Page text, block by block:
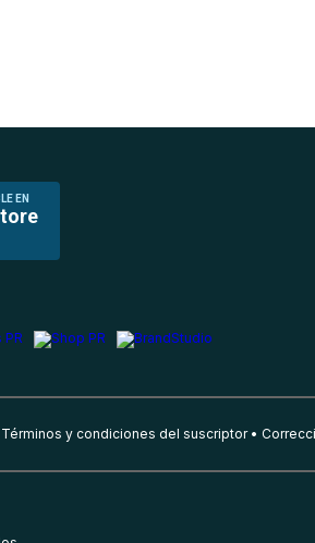
EN
Términos y condiciones del suscriptor